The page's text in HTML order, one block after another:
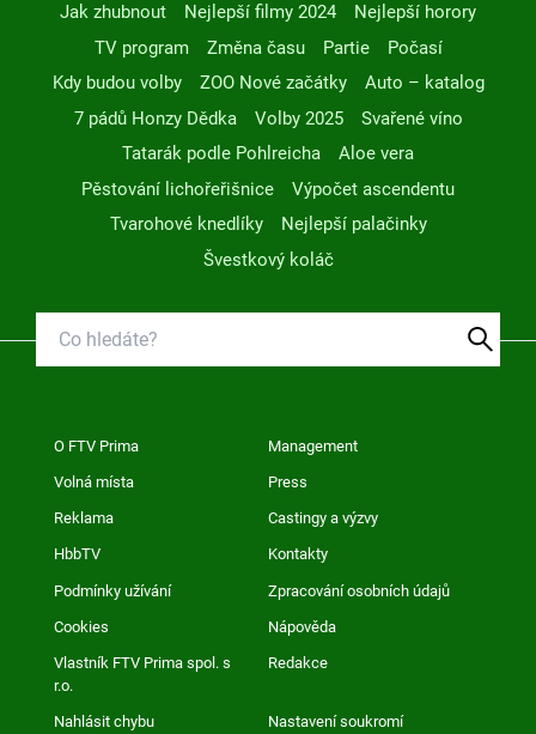
Jak zhubnout Nejlepší filmy 2024
Nejlepší horory
TV program
Změna času Partie
Počasí
Kdy budou volby
ZOO Nové začátky
Auto – katalog
7 pádů Honzy Dědka
Volby 2025
Svařené víno
Tatarák podle Pohlreicha
Aloe vera
Pěstování lichořeřišnice
Výpočet ascendentu
Tvarohové knedlíky
Nejlepší palačinky
Švestkový koláč
O FTV Prima Management
Volná místa Press
Reklama Castingy a výzvy
HbbTV Kontakty
Podmínky užívání Zpracování osobních údajů
Cookies Nápověda
Vlastník FTV Prima spol. s
r.o.
Redakce
Nahlásit chybu Nastavení soukromí